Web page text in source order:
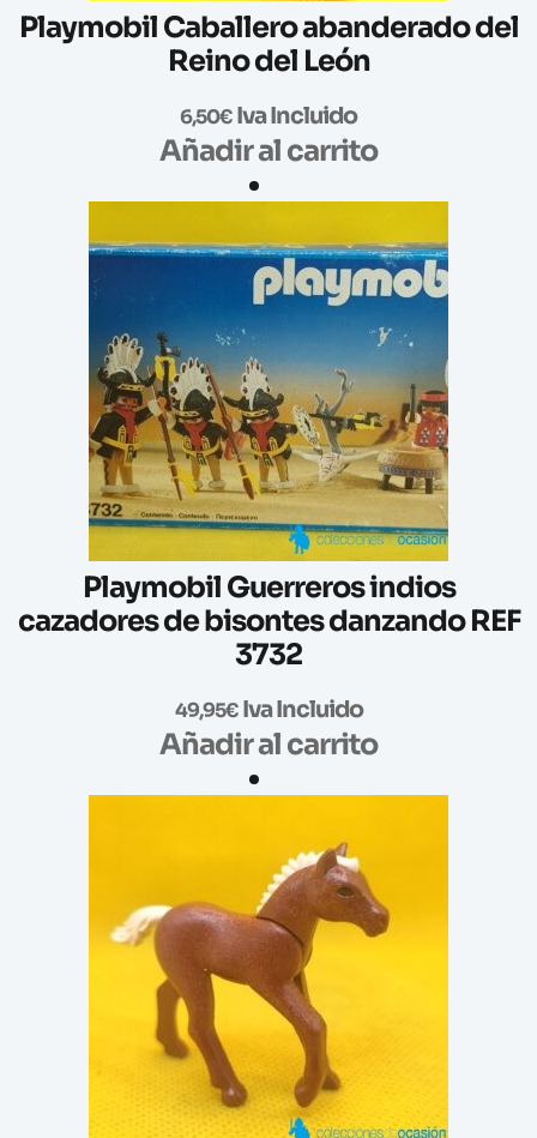
Playmobil Caballero abanderado del
Reino del León
6,50€ Iva Incluido
Añadir al carrito
Playmobil Guerreros indios
cazadores de bisontes danzando REF
3732
49,95€ Iva Incluido
Añadir al carrito